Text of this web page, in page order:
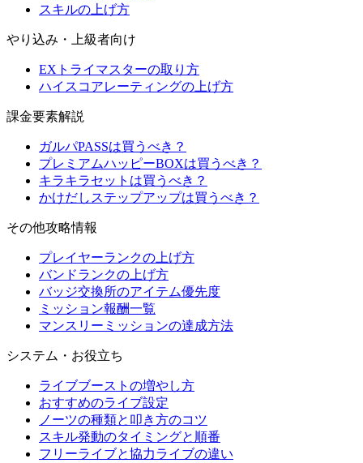
スキルの上げ方
やり込み・上級者向け
EXトライマスターの取り方
ハイスコアレーティングの上げ方
課金要素解説
ガルパPASSは買うべき？
プレミアムハッピーBOXは買うべき？
キラキラセットは買うべき？
かけだしステップアップは買うべき？
その他攻略情報
プレイヤーランクの上げ方
バンドランクの上げ方
バッジ交換所のアイテム優先度
ミッション報酬一覧
マンスリーミッションの達成方法
システム・お役立ち
ライブブーストの増やし方
おすすめのライブ設定
ノーツの種類と叩き方のコツ
スキル発動のタイミングと順番
フリーライブと協力ライブの違い